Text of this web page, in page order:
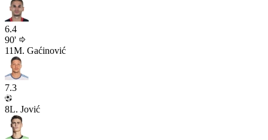
6.4
90'
11M. Gaćinović
7.3
8L. Jović